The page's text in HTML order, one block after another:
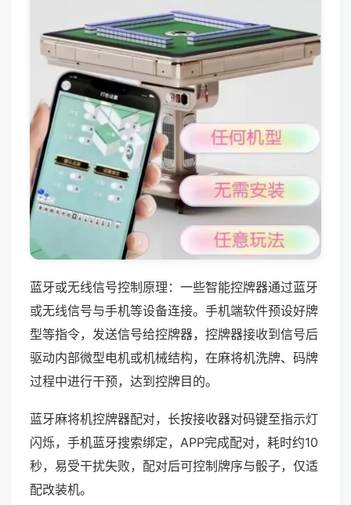
蓝牙或无线信号控制原理：一些智能控牌器通过蓝牙
或无线信号与手机等设备连接。手机端软件预设好牌
型等指令，发送信号给控牌器，控牌器接收到信号后
驱动内部微型电机或机械结构，在麻将机洗牌、码牌
过程中进行干预，达到控牌目的。
蓝牙麻将机控牌器配对，长按接收器对码键至指示灯
闪烁，手机蓝牙搜索绑定，APP完成配对，耗时约10
秒，易受干扰失败，配对后可控制牌序与骰子，仅适
配改装机。